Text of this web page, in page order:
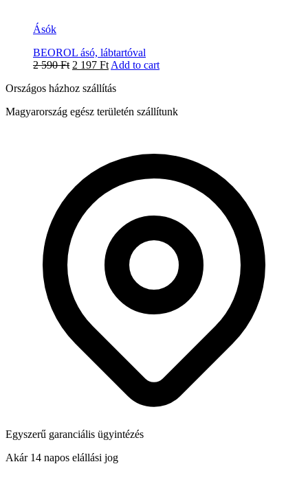
Ásók
BEOROL ásó, lábtartóval
2 590Ft 2 197 Ft Add to cart
Országos házhoz szállítás
Magyarország egész területén szállítunk
Egyszerű garanciális ügyintézés
Akár 14 napos elállási jog